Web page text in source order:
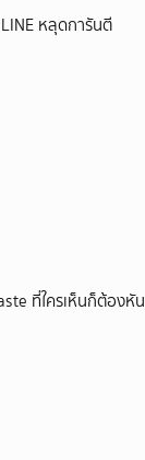
หลุดการันตี
ที่ใครเห็นก็ต้องหัน